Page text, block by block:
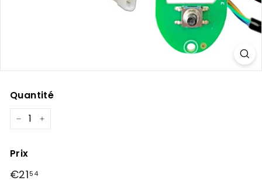
Quantité
− +
Prix
Prix
€21 54€21,54